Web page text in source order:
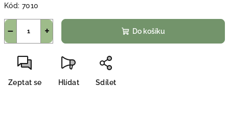
Kód: 7010
+
− Do košíku
Zeptat se Hlídat Sdílet